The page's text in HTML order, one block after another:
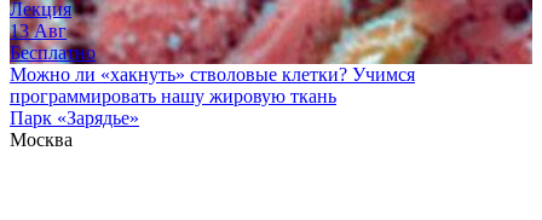
Лекция
13 Авг
Бесплатно
Можно ли «хакнуть» стволовые клетки? Учимся
программировать нашу жировую ткань
Парк «Зарядье»
Москва